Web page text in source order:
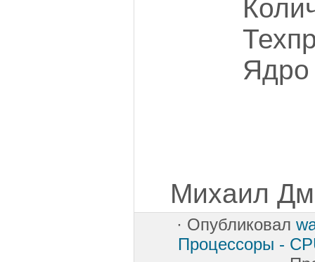
Ядро
Михаил
· Опубликовал
Процессоры -